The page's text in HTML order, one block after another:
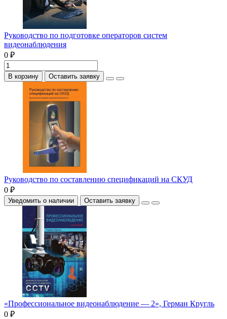
Руководство по подготовке операторов систем
видеонаблюдения
0 ₽
В корзину Оставить заявку
Руководство по составлению спецификаций на СКУД
0 ₽
Уведомить о наличии Оставить заявку
«Профессиональное видеонаблюдение — 2», Герман Кругль
0 ₽